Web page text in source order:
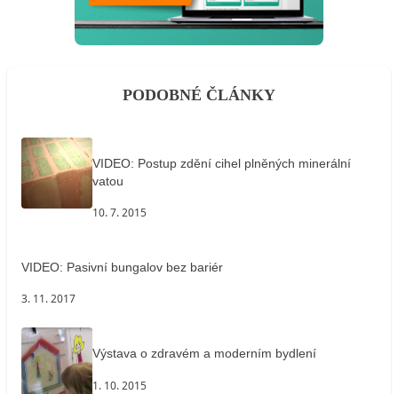
PODOBNÉ ČLÁNKY
VIDEO: Postup zdění cihel plněných minerální
vatou
10. 7. 2015
VIDEO: Pasivní bungalov bez bariér
3. 11. 2017
Výstava o zdravém a moderním bydlení
1. 10. 2015